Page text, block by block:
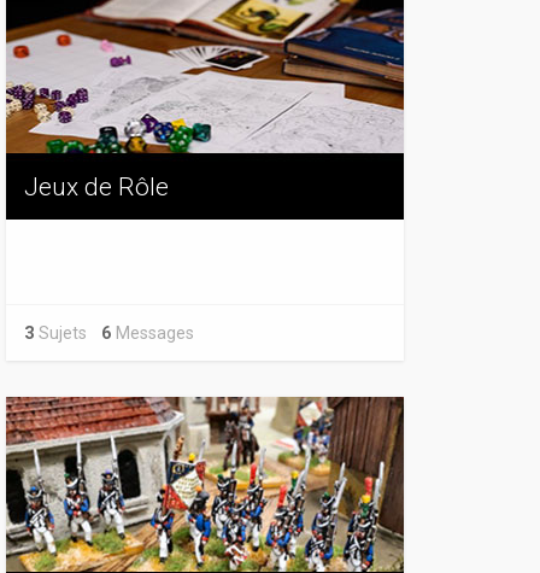
Jeux de Rôle
3 Sujets 6 Messages